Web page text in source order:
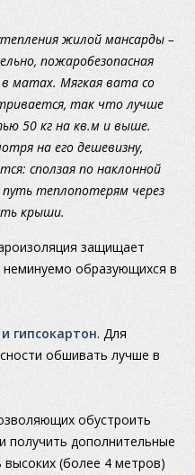
жилой мансарды –
пожаробезопасная
матах. Мягкая вата со
так что лучше
50 кг на кв.м и выше.
на его дешевизну,
сползая по наклонной
теплопотерям через
крыши.
защищает
образующихся в
гипсокартон. Для
обшивать лучше в
обустроить
получить дополнительные
(более 4 метров)